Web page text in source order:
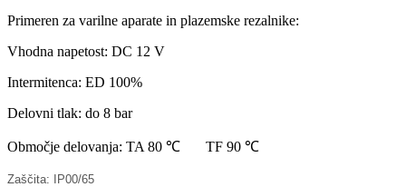
Primeren za varilne aparate in plazemske rezalnike:
Vhodna napetost: DC 12 V
Intermitenca: ED 100%
Delovni tlak: do 8 bar
Območje delovanja: TA 80 ℃ TF 90 ℃
Zaščita: IP00/65